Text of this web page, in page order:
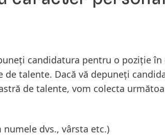
candidatura pentru o poziție în
talente. Dacă vă depuneți
de talente, vom colecta
dvs., vârsta etc.)